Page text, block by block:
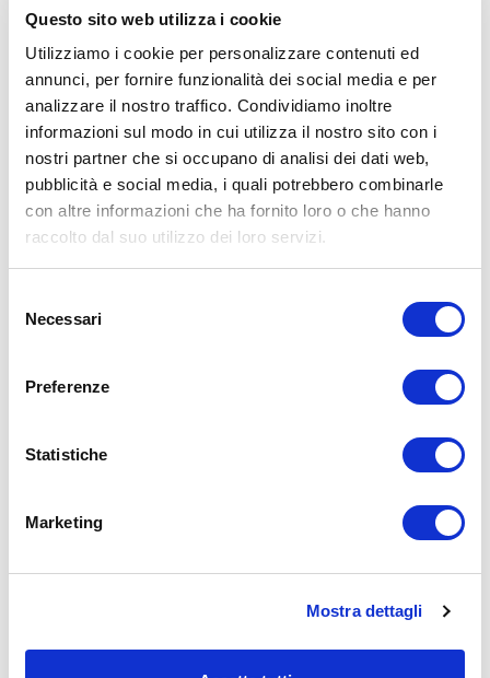
Questo sito web utilizza i cookie
Utilizziamo i cookie per personalizzare contenuti ed
annunci, per fornire funzionalità dei social media e per
analizzare il nostro traffico. Condividiamo inoltre
informazioni sul modo in cui utilizza il nostro sito con i
nostri partner che si occupano di analisi dei dati web,
pubblicità e social media, i quali potrebbero combinarle
con altre informazioni che ha fornito loro o che hanno
raccolto dal suo utilizzo dei loro servizi.
delNecessari
Preferenze
Statistiche
Marketing
Mostra dettagli
GIORNO, per vedere velocemente la data di scadenza
o quella in cui il cibo è stato messo sottovuoto.
Dati tecnici
CODICE ARTICOLO
VS-014-08
NOME PRODOTTO
Coperchio Universale, Ø 4-8 cm
2 anni
0,1
PESO NETTO (KG)
0,09
APPLICAZIONE
Coperchio universale per la chiusura dei contenitori